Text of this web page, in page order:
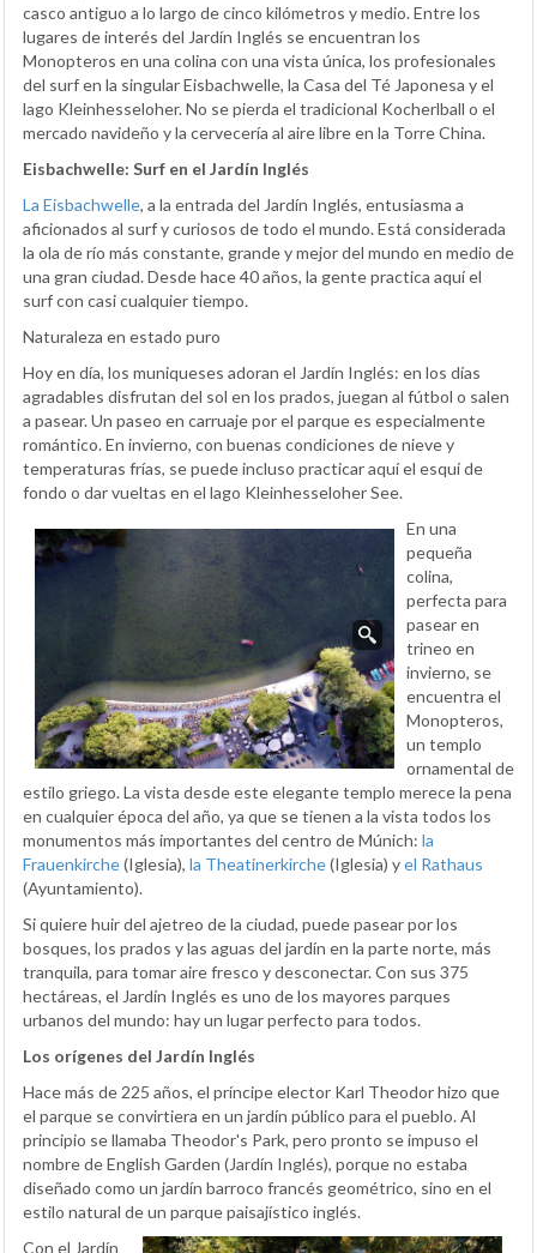
casco antiguo a lo largo de cinco kilómetros y medio. Entre los
lugares de interés del Jardín Inglés se encuentran los
Monopteros en una colina con una vista única, los profesionales
del surf en la singular Eisbachwelle, la Casa del Té Japonesa y el
lago Kleinhesseloher. No se pierda el tradicional Kocherlball o el
mercado navideño y la cervecería al aire libre en la Torre China.
Eisbachwelle: Surf en el Jardín Inglés
La Eisbachwelle, a la entrada del Jardín Inglés, entusiasma a
aficionados al surf y curiosos de todo el mundo. Está considerada
la ola de río más constante, grande y mejor del mundo en medio de
una gran ciudad. Desde hace 40 años, la gente practica aquí el
surf con casi cualquier tiempo.
Naturaleza en estado puro
Hoy en día, los muniqueses adoran el Jardín Inglés: en los días
agradables disfrutan del sol en los prados, juegan al fútbol o salen
a pasear. Un paseo en carruaje por el parque es especialmente
romántico. En invierno, con buenas condiciones de nieve y
temperaturas frías, se puede incluso practicar aquí el esquí de
fondo o dar vueltas en el lago Kleinhesseloher See.
En una
pequeña
colina,
perfecta para
pasear en
trineo en
invierno, se
encuentra el
Monopteros,
un templo
ornamental de
estilo griego. La vista desde este elegante templo merece la pena
en cualquier época del año, ya que se tienen a la vista todos los
monumentos más importantes del centro de Múnich: la
Frauenkirche(Iglesia), la Theatinerkirche(Iglesia) yel Rathaus
(Ayuntamiento).
Si quiere huir del ajetreo de la ciudad, puede pasear por los
bosques, los prados y las aguas del jardín en la parte norte, más
tranquila, para tomar aire fresco y desconectar. Con sus 375
hectáreas, el Jardín Inglés es uno de los mayores parques
urbanos del mundo: hay un lugar perfecto para todos.
Los orígenes del Jardín Inglés
Hace más de 225 años, el príncipe elector Karl Theodor hizo que
el parque se convirtiera en un jardín público para el pueblo. Al
principio se llamaba Theodor's Park, pero pronto se impuso el
nombre de English Garden (Jardín Inglés), porque no estaba
diseñado como un jardín barroco francés geométrico, sino en el
estilo natural de un parque paisajístico inglés.
Con el Jardín